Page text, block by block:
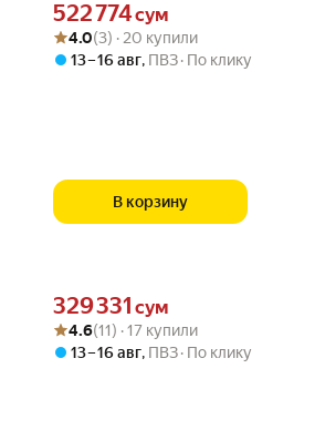
Цена 522774 сум вместо
522 774сум
Рейтинг товара: 4.0 из 5
Оценок: (3) · 20 купили
4.0(3) · 20 купили
13 – 16 авг, ПВЗ По клику
В корзину
Цена 329331 сум вместо
329 331 сум
Рейтинг товара: 4.6 из 5
Оценок: (11) · 17 купили
4.6(11) · 17 купили
13 – 16 авг, ПВЗ По клику